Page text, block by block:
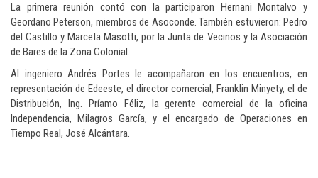
La primera reunión contó con la participaron Hernani Montalvo y
Geordano Peterson, miembros de Asoconde. También estuvieron: Pedro
del Castillo y Marcela Masotti, por la Junta de Vecinos y la Asociación
de Bares de la Zona Colonial.
Al ingeniero Andrés Portes le acompañaron en los encuentros, en
representación de Edeeste, el director comercial, Franklin Minyety, el de
Distribución, Ing. Príamo Féliz, la gerente comercial de la oficina
Independencia, Milagros García, y el encargado de Operaciones en
Tiempo Real, José Alcántara.